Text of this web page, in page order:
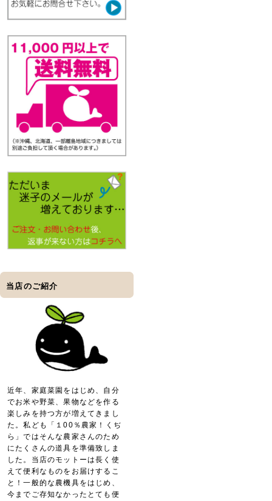
当店のご紹介
近年、家庭菜園をはじめ、自分
でお米や野菜、果物などを作る
楽しみを持つ方が増えてきまし
た。私ども「１00％農家！くぢ
ら」ではそんな農家さんのため
にたくさんの道具を準備致しま
した。当店のモットーは長く使
えて便利なものをお届けするこ
と！一般的な農機具をはじめ、
今までご存知なかったとても便